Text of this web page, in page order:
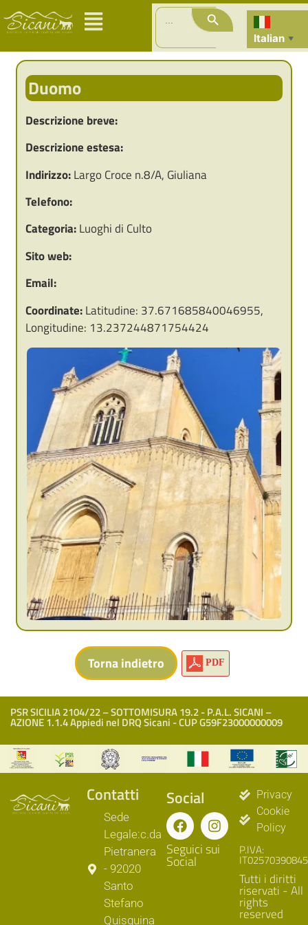
Search
for:
Search Button
Italian ▼
Duomo
Descrizione breve:
Descrizione estesa:
Indirizzo:Largo Croce n.8/A, Giuliana
Telefono:
Categoria:Luoghi di Culto
Sito web:
Email:
Coordinate:Latitudine: 37.671685840046955,
Longitudine: 13.237244871754424
PDF
PSR SICILIA 2104/22 – SOTTOMISURA 19.2 - P.A.L. SICANI –
AZIONE 1.1.4 Appiedi nel DRQ Sicani - CUP G59F23000000009
Contatti
Sede
Legale:c.da
Pietranera
- 92020
Santo
Stefano
Quisquina
Social
Seguici sui
Social
Privacy
Cookie
Policy
P.IVA:
IT02570390845
Tutti i diritti
riservati - All
rights
reserved